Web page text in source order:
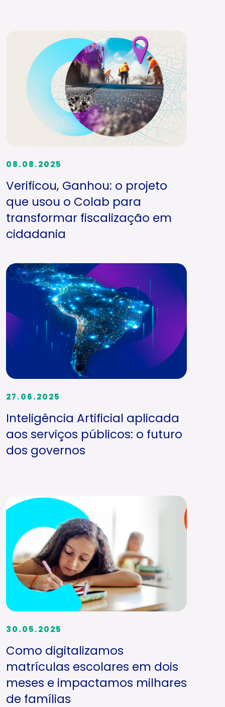
08.08.2025
Verificou, Ganhou: o projeto
que usou o Colab para
transformar fiscalização em
cidadania
27.06.2025
Inteligência Artificial aplicada
aos serviços públicos: o futuro
dos governos
30.05.2025
Como digitalizamos
matrículas escolares em dois
meses e impactamos milhares
de famílias